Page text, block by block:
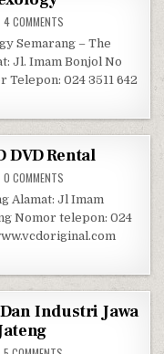
4 COMMENTS
Semarang – The
Jl. Imam Bonjol No
Telepon: 024 3511 642
DVD Rental
0 COMMENTS
Alamat: Jl Imam
Nomor telepon: 024
Industri Jawa